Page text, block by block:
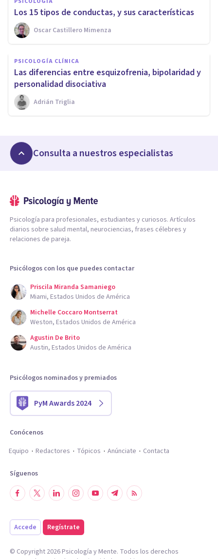
Los 15 tipos de conductas, y sus características
Oscar Castillero Mimenza
PSICOLOGÍA CLÍNICA
Las diferencias entre esquizofrenia, bipolaridad y
personalidad disociativa
Adrián Triglia
Consulta a nuestros especialistas
Psicología para profesionales, estudiantes y curiosos. Artículos
diarios sobre salud mental, neurociencias, frases célebres y
relaciones de pareja.
Psicólogos con los que puedes contactar
Priscila Miranda Samaniego
Miami, Estados Unidos de América
Michelle Coccaro Montserrat
Weston, Estados Unidos de América
Agustin De Brito
Austin, Estados Unidos de América
Psicólogos nominados y premiados
PyM Awards 2024
Conócenos
Equipo
Redactores Tópicos Anúnciate Contacta
Síguenos
Accede Regístrate
© Copyright 2026Psicología y Mente. Todos los derechos